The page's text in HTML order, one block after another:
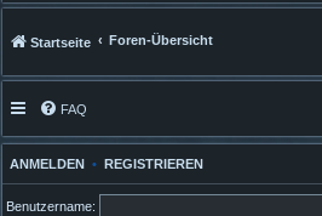
Startseite Foren-Übersicht
FAQ
ANMELDEN • REGISTRIEREN
Benutzername: